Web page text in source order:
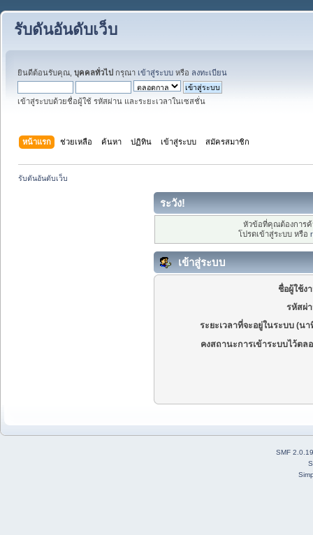
รับดันอันดับเว็บ
ยินดีต้อนรับคุณ, บุคคลทั่วไป กรุณา เข้าสู่ระบบ หรือ ลงทะเบียน
เข้าสู่ระบบด้วยชื่อผู้ใช้ รหัสผ่าน และระยะเวลาในเซสชั่น
หน้าแรก ช่วยเหลือ ค้นหา ปฏิทิน เข้าสู่ระบบ สมัครสมาชิก
รับดันอันดับเว็บ
ระวัง!
หัวข้อที่คุณต้องการ
โปรดเข้าสู่ระบบ หรือ
เข้าสู่ระบบ
ชื่อผู้ใช้ง
รหัสผ่
ระยะเวลาที่จะอยู่ในระบบ (นา
คงสถานะการเข้าระบบไว้ตล
SMF 2.0.19